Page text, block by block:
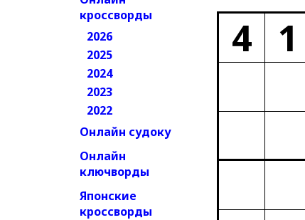
кроссворды
2026
2025
2024
2023
2022
Онлайн судоку
Онлайн
ключворды
Японские
кроссворды
4 1